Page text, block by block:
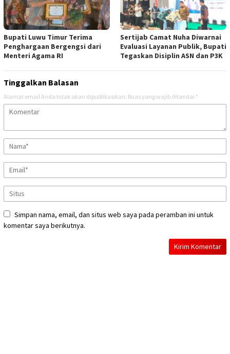
Bupati Luwu Timur Terima
Penghargaan Bergengsi dari
Menteri Agama RI
Sertijab Camat Nuha Diwarnai
Evaluasi Layanan Publik, Bupati
Tegaskan Disiplin ASN dan P3K
Tinggalkan Balasan
Alamat email Anda tidak akan dipublikasikan. Ruas yang wajib ditandai *
Simpan nama, email, dan situs web saya pada peramban ini untuk
komentar saya berikutnya.